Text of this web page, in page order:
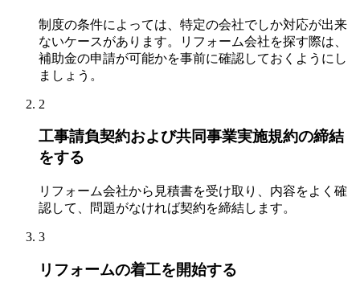
制度の条件によっては、特定の会社でしか対応が出来
ないケースがあります。リフォーム会社を探す際は、
補助金の申請が可能かを事前に確認しておくようにし
ましょう。
2
工事請負契約および共同事業実施規約の締結
をする
リフォーム会社から見積書を受け取り、内容をよく確
認して、問題がなければ契約を締結します。
3
リフォームの着工を開始する